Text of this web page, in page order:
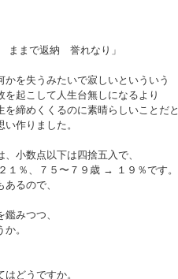
ままで返納 誉れなり」
を失うみたいで寂しいといういう
起こして人生台無しになるより
締めくくるのに素晴らしいことだと
作りました。
小数点以下は四捨五入で、
％、７５〜７９歳 → １９％です。
るので、
みつつ、
。
どうですか。